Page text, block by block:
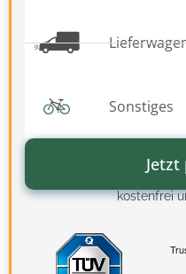
Sonstiges
kostenfrei